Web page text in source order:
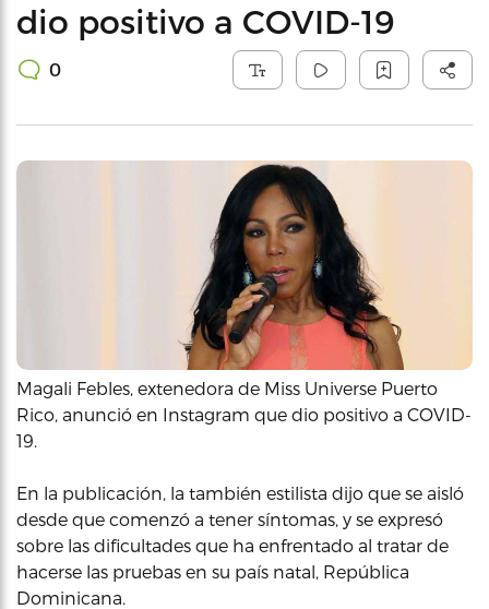
dio positivo a COVID-19
0
Magali Febles, extenedora de Miss Universe Puerto
Rico, anunció en Instagram que dio positivo a COVID-
19.
En la publicación, la también estilista dijo que se aisló
desde que comenzó a tener síntomas, y se expresó
sobre las dificultades que ha enfrentado al tratar de
hacerse las pruebas en su país natal, República
Dominicana.